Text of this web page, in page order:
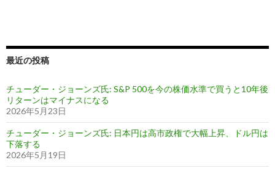
最近の投稿
チューダー・ジョーンズ氏: S&P 500を今の株価水準で買うと10年後
リターンはマイナスになる
2026年5月23日
チューダー・ジョーンズ氏: 日本円は高市政権で大幅上昇、ドル円は
下落する
2026年5月19日